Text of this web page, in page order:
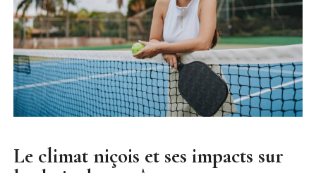
Le climat niçois et ses impacts sur